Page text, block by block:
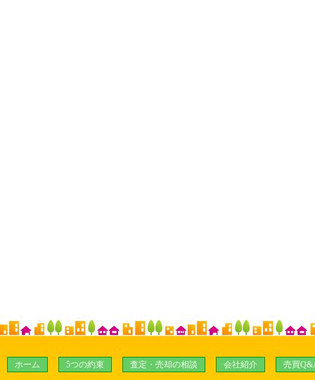
ホーム 5つの約束 査定・売却の相談 会社紹介 売買